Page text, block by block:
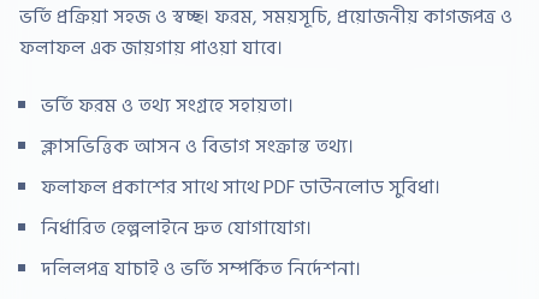
ভর্তি প্রক্রিয়া সহজ ও স্বচ্ছ। ফরম, সময়সূচি, প্রয়োজনীয় কাগজপত্র ও
ফলাফল এক জায়গায় পাওয়া যাবে।
ভর্তি ফরম ও তথ্য সংগ্রহে সহায়তা।
ক্লাসভিত্তিক আসন ও বিভাগ সংক্রান্ত তথ্য।
ফলাফল প্রকাশের সাথে সাথে PDF ডাউনলোড সুবিধা।
নির্ধারিত হেল্পলাইনে দ্রুত যোগাযোগ।
দলিলপত্র যাচাই ও ভর্তি সম্পর্কিত নির্দেশনা।